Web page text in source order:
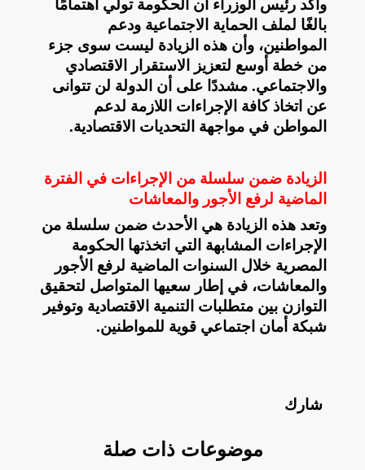
وأكد رئيس الوزراء أن الحكومة تولي اهتمامًا
بالغًا لملف الحماية الاجتماعية ودعم
المواطنين، وأن هذه الزيادة ليست سوى جزء
من خطة أوسع لتعزيز الاستقرار الاقتصادي
والاجتماعي. مشددًا على أن الدولة لن تتوانى
عن اتخاذ كافة الإجراءات اللازمة لدعم
المواطن في مواجهة التحديات الاقتصادية.
الزيادة ضمن سلسلة من الإجراءات في الفترة
الماضية لرفع الأجور والمعاشات
وتعد هذه الزيادة هي الأحدث ضمن سلسلة من
الإجراءات المشابهة التي اتخذتها الحكومة
المصرية خلال السنوات الماضية لرفع الأجور
والمعاشات، في إطار سعيها المتواصل لتحقيق
التوازن بين متطلبات التنمية الاقتصادية وتوفير
شبكة أمان اجتماعي قوية للمواطنين.
شارك
موضوعات ذات صلة